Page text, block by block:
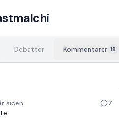
Debatter Kommentarer 18
siden
7